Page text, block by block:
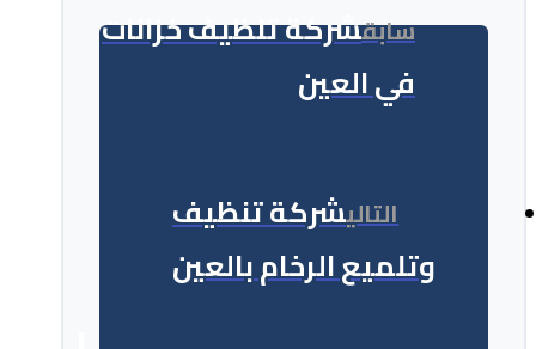
سابقشركة تنظيف خزانات
في العين
التاليشركة تنظيف
وتلميع الرخام بالعين